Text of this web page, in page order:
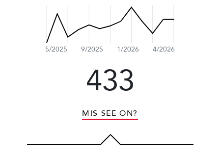
5/2025 9/2025 1/2026 4/2026
433
MIS SEE ON?